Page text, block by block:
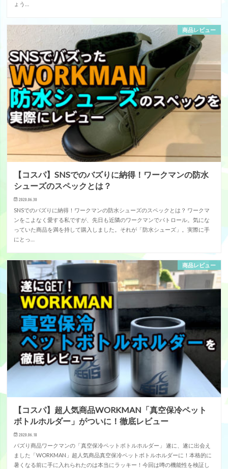
ょう…
商品レビュー
【コスパ】SNSでのバズりに納得！ワークマンの防水
シューズのスペックとは？
2020.06.30
SNSでのバズりに納得！ワークマンの防水シューズのスペックとは？ ワークマ
ンをこよなく愛する私ですが、先日も近隣のワークマンでパトロール。気にな
っていた商品を満を持して購入しました。それが「防水シューズ」。実際に手
にとっ…
商品レビュー
【コスパ】超人気商品WORKMAN「真空保冷ペット
ボトルホルダー」がついに！徹底レビュー
2020.06.18
バズり商品ワークマンの「真空保冷ペットボトルホルダー」 遂に、遂に出会え
ました「WORKMAN」超人気商品真空保冷ペットボトルホルダーに！本格的に
暑くなる前に手に入れられたのは本当にラッキー！今回は噂の機能性を検証し